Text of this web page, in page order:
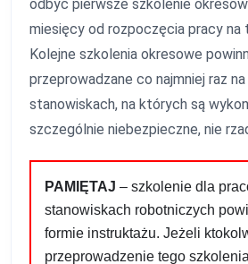
odbyć pierwsze szkolenie
miesięcy od rozpoczęcia pracy na
Kolejne szkolenia okresowe
przeprowadzane co najmniej raz
stanowiskach, na których są
szczególnie niebezpieczne, nie
PAMIĘTAJ – szkolenie dla
stanowiskach robotniczych
formie instruktażu. Jeżeli
przeprowadzenie tego